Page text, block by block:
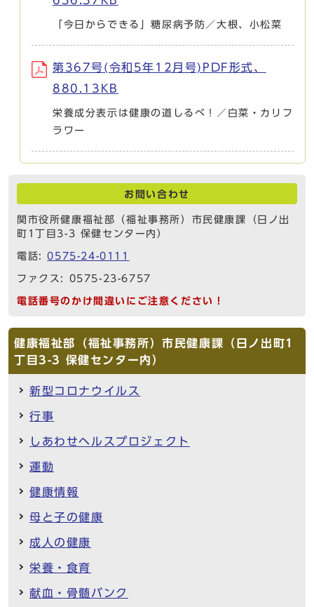
「今日からできる」糖尿病予防／大根、小松菜
第367号(令和5年12月号)PDF形式、
880.13KB
栄養成分表示は健康の道しるべ！／白菜・カリフ
ラワー
お問い合わせ
関市役所健康福祉部（福祉事務所）市民健康課（日ノ出
町1丁目3-3 保健センター内）
電話:0575-24-0111
ファクス: 0575-23-6757
電話番号のかけ間違いにご注意ください！
健康福祉部（福祉事務所）市民健康課（日ノ出町1
丁目3-3 保健センター内）
新型コロナウイルス
行事
しあわせヘルスプロジェクト
運動
健康情報
母と子の健康
成人の健康
栄養・食育
献血・骨髄バンク